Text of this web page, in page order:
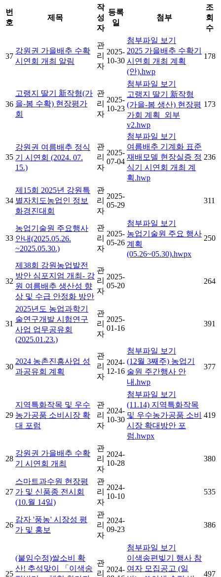
번
호
제목
작
성
자
등록
일
첨부
조
회
수
37
강원권 가을배추 수확
시연회 개최 알림
관
리
자
2025-
10-30
첨부파일 보기
2025 가을배추 수확기
시연회 개최 계획
(안).hwp
178
36
고랭지 딸기 新작형(가
을-봄 수확) 현장평가
회
관
리
자
2025-
10-23
첨부파일 보기
고랭지 딸기 新작형
(가을-봄 생산) 현장평
가회 계획_외부
v2.hwp
173
35
강원권 여름배추 정식
기 시연회 (2024. 07.
15.)
관
리
자
2025-
07-04
첨부파일 보기
여름배추 기계화 표준
재배모델 현장실증 정
식기 시연회 개최 계
획.hwp
236
34
제15회 2025년 강원특
별자치도농업인 정보
화경진대회
관
리
자
2025-
05-29
311
33
농업기술원 주요행사
안내(2025.05.26.
~2025.05.30.)
관
리
자
2025-
05-26
첨부파일 보기
농업기술원 주요 행사
계획
(05.26~05.30).hwpx
250
32
제38회 강원농업발전
방안 심포지엄 개최- 강
원 여름배추 생산성 향
상 및 수급 안정화 방안
관
리
자
2025-
05-20
264
31
2025년도 농업과학기
술연구개발 시험연구
사업 업무공유회
(2025.01.23.)
관
리
자
2025-
01-16
391
30
2024 농촌진흥사업 성
과공유회 계획
관
리
자
2024-
12-16
첨부파일 보기
(12월 3째주) 농업기
술원 주간행사 안
내.hwp
377
29
지역특화작목 및 우수
농가공품 소비시장 확
대 포럼
관
리
자
2024-
10-30
첨부파일 보기
(11.14) 지역특화작목
및 우수농가공품 소비
시장 확대방안 포
럼.hwpx
419
28
강원권 가을배추 수확
기 시연회 개최
관
리
자
2024-
10-28
380
27
스마트과수원 현장평
가 및 신품종 전시회
(10.월 14일)
관
리
자
2024-
10-10
535
26
감자 '풍농' 시장성 평
가 및 홍보
관
리
자
2024-
09-23
386
25
(붙임수정)쌀소비 확
산! 추석맞이 「이색송
관
리 2024-
첨부파일 보기
이색송편빚기 행사 참
여자 모집공고 (일
497